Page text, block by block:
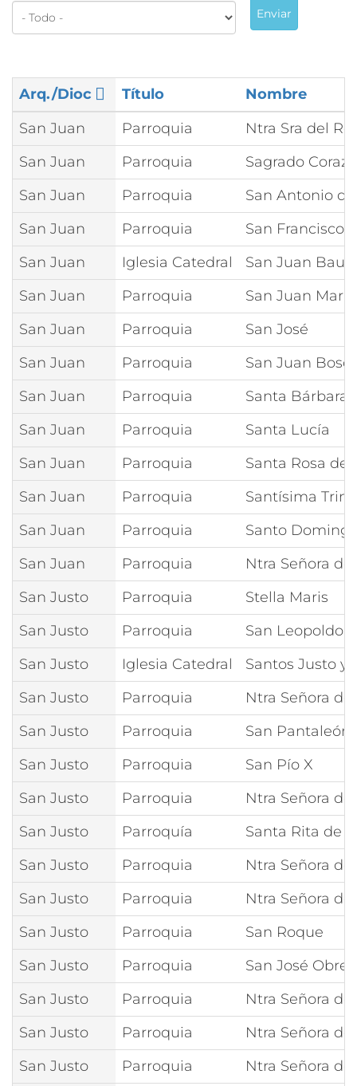
Enviar
Arq./Dioc Título
Nombre
San Juan
Parroquia
Ntra Sra del
San Juan
Parroquia
Sagrado
San Juan
Parroquia
San Antonio
San Juan
Parroquia
San Francisco
San Juan
Iglesia Catedral
San Juan
San Juan
Parroquia
San Juan
San Juan
Parroquia
San José
San Juan
Parroquia
San Juan
San Juan
Parroquia
Santa Bárbara
San Juan
Parroquia
Santa Lucía
San Juan
Parroquia
Santa Rosa de
San Juan
Parroquia
Santísima
San Juan
Parroquia
Santo
San Juan
Parroquia
Ntra Señora
San Justo
Parroquia
Stella Maris
San Justo
Parroquia
San Leopoldo
San Justo
Iglesia Catedral
Santos Justo y
San Justo
Parroquia
Ntra Señora
San Justo
Parroquia
San Pantaleón
San Justo
Parroquia
San Pío X
San Justo
Parroquia
Ntra Señora
San Justo
Parroquía
Santa Rita de
San Justo
Parroquia
Ntra Señora
San Justo
Parroquia
Ntra Señora
San Justo
Parroquia
San Roque
San Justo
Parroquia
San José
San Justo
Parroquia
Ntra Señora
San Justo
Parroquia
Ntra Señora
San Justo
Parroquia Ntra Señora